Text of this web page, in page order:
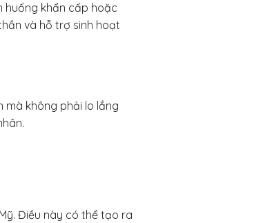
huống khẩn cấp hoặc
và hỗ trợ sinh hoạt
mà không phải lo lắng
Điều này có thể tạo ra